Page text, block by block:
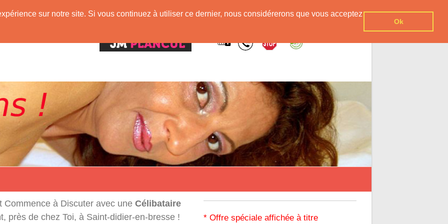
sur notre site. Si vous continuez à utiliser ce dernier, nous considérerons que vous acceptez
Ok
Commence à Discuter avec une Célibataire
près de chez Toi, à Saint-didier-en-bresse !
* Offre spéciale affichée à titre